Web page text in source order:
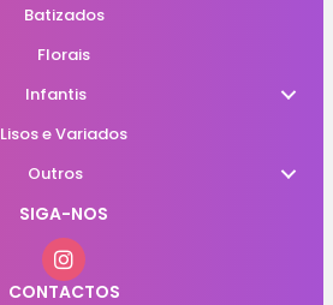
Batizados
Florais
Infantis
Lisos e Variados
Outros
SIGA-NOS
CONTACTOS